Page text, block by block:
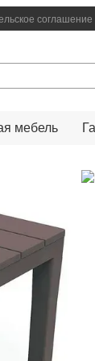
соглашение
мебель